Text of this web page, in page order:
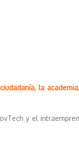
la
y el